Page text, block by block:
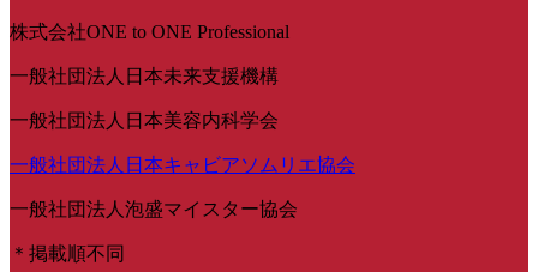
株式会社ONE to ONE Professional
一般社団法人日本未来支援機構
一般社団法人日本美容内科学会
一般社団法人日本キャビアソムリエ協会
一般社団法人泡盛マイスター協会
＊掲載順不同